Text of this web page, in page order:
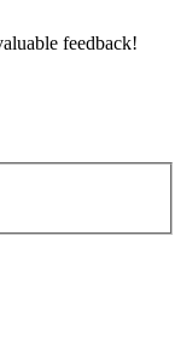
feedback!